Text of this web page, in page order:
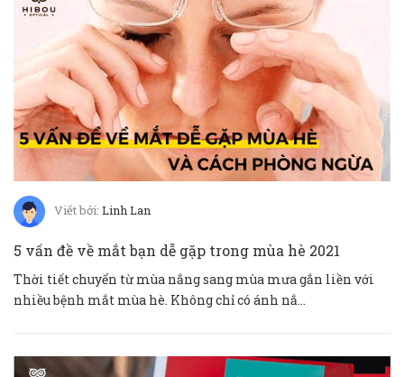
Viết bởi: Linh Lan
5 vấn đề về mắt bạn dễ gặp trong mùa hè 2021
Thời tiết chuyển từ mùa nắng sang mùa mưa gắn liền với
nhiều bệnh mắt mùa hè. Không chỉ có ánh nắ...